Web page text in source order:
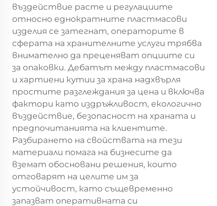
въздействие расте и регулациите
относно еднократните пластмасови
изделия се затегнат, операторите в
сферата на хранителните услуги трябва
внимателно да преценяват опциите си
за опаковки. Дебатът между пластмасови
и хартиени кутии за храна надхвърля
простите разглеждания за цена и включва
фактори като издръжливост, екологично
въздействие, безопасност на храната и
предпочитанията на клиентите.
Разбирането на свойствата на тези
материали помага на бизнесите да
вземат обосновани решения, които
отговарят на целите им за
устойчивост, като същевременно
запазват оперативната си